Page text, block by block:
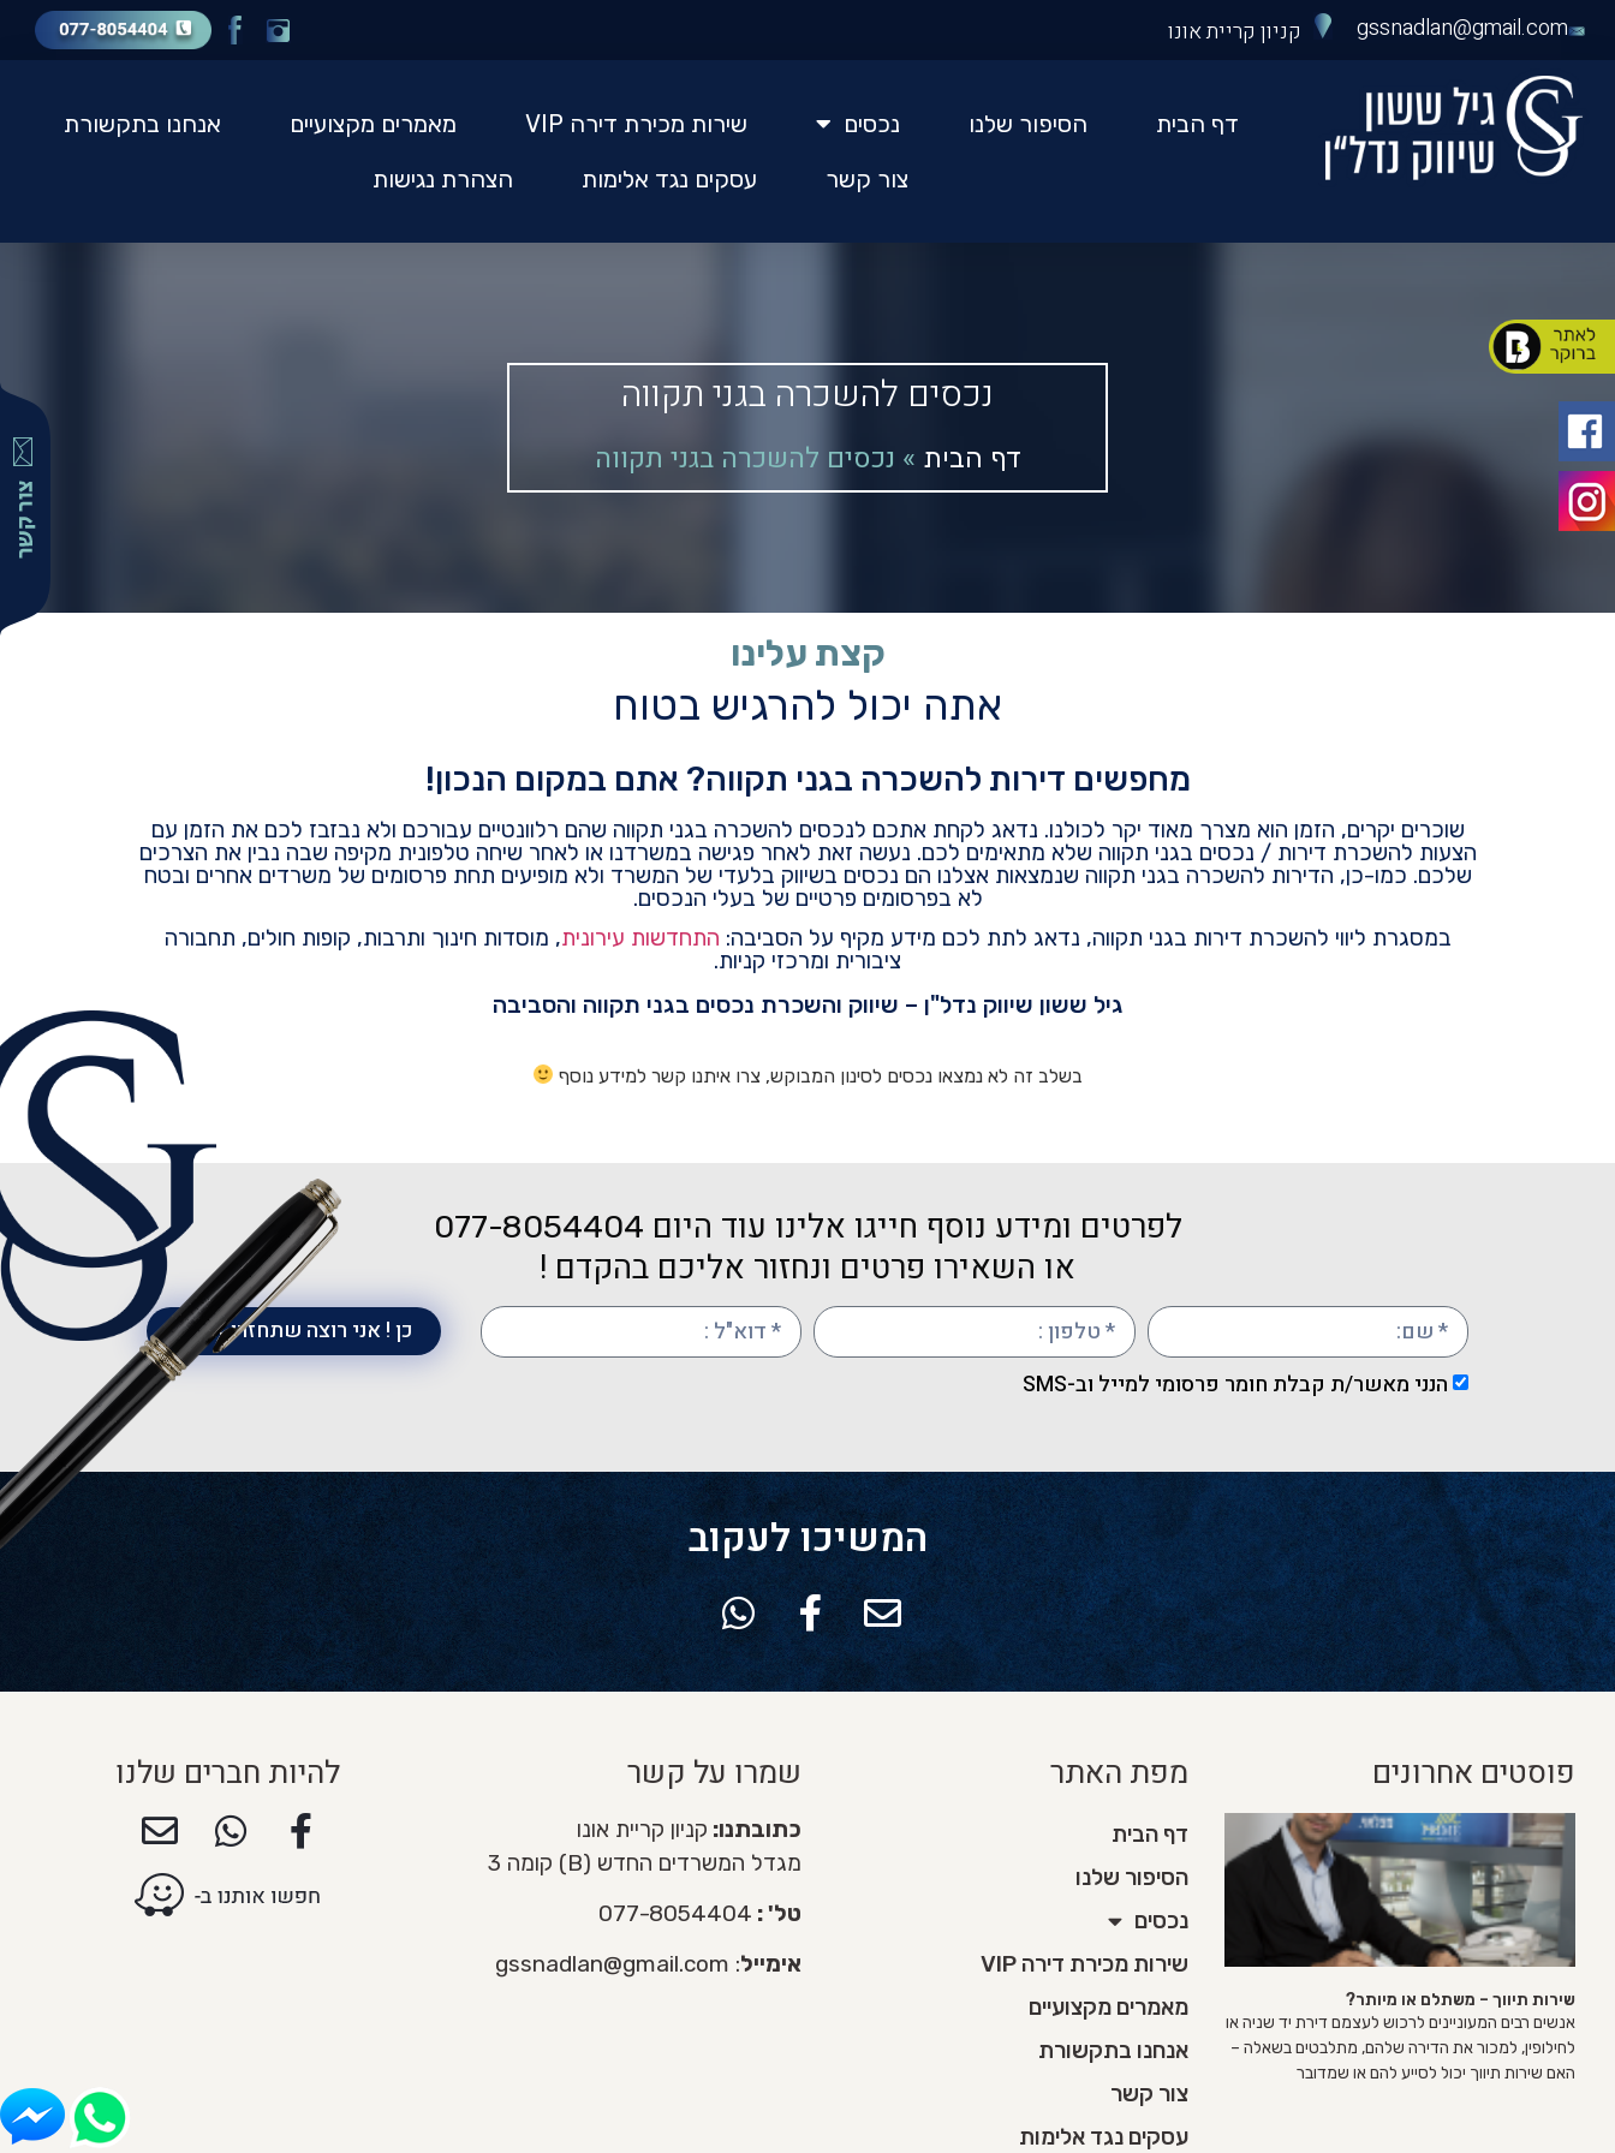
gssnadlan@gmail.com קניון קריית אונו
דף הבית הסיפור שלנו נכסים שירות מכירת דירה VIP מאמרים מקצועיים
אנחנו בתקשורת
צור קשר
עסקים נגד אלימות הצהרת נגישות
נכסים להשכרה בגני תקווה
דף הבית » נכסים להשכרה בגני תקווה
קצת עלינו
אתה יכול להרגיש בטוח
מחפשים דירות להשכרה בגני תקווה? אתם במקום הנכון!
שוכרים יקרים, הזמן הוא מצרך מאוד יקר לכולנו. נדאג לקחת אתכם לנכסים להשכרה בגני תקווה שהם רלוונטיים עבורכם ולא נבזבז לכם את הזמן עם
הצעות להשכרת דירות / נכסים בגני תקווה שלא מתאימים לכם. נעשה זאת לאחר פגישה במשרדנו או לאחר שיחה טלפונית מקיפה שבה נבין את הצרכים
שלכם. כמו-כן, הדירות להשכרה בגני תקווה שנמצאות אצלנו הם נכסים בשיווק בלעדי של המשרד ולא מופיעים תחת פרסומים של משרדים אחרים ובטח
לא בפרסומים פרטיים של בעלי הנכסים.
במסגרת ליווי להשכרת דירות בגני תקווה, נדאג לתת לכם מידע מקיף על הסביבה: התחדשות עירונית, מוסדות חינוך ותרבות, קופות חולים, תחבורה
ציבורית ומרכזי קניות.
גיל ששון שיווק נדל"ן – שיווק והשכרת נכסים בגני תקווה והסביבה
בשלב זה לא נמצאו נכסים לסינון המבוקש, צרו איתנו קשר למידע נוסף
לפרטים ומידע נוסף חייגו אלינו עוד היום 077-8054404
או השאירו פרטים ונחזור אליכם בהקדם !
הנני מאשר/ת קבלת חומר פרסומי למייל וב-SMS
כן ! אני רוצה שתחזרו אליי !
המשיכו לעקוב
פוסטים אחרונים
שירות תיווך – משתלם או מיותר?
אנשים רבים המעוניינים לרכוש לעצמם דירת יד שניה או
לחילופין, למכור את הדירה שלהם, מתלבטים בשאלה –
האם שירות תיווך יכול לסייע להם או שמדובר
מפת האתר
דף הבית
הסיפור שלנו
נכסים
שירות מכירת דירה VIP
מאמרים מקצועיים
אנחנו בתקשורת
צור קשר
עסקים נגד אלימות
שמרו על קשר
כתובתנו: קניון קריית אונו
מגדל המשרדים החדש (B) קומה 3
טל' : 077-8054404
אימייל:
gssnadlan@gmail.com
להיות חברים שלנו